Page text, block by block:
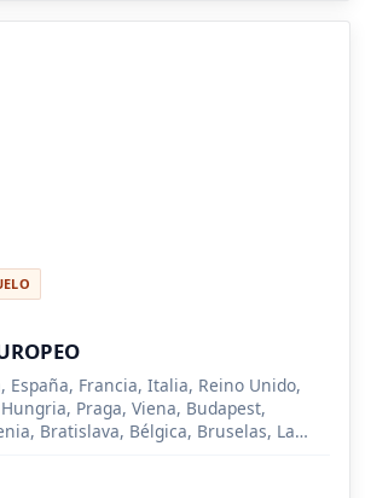
España, Francia, Italia, Reino Unido,
Praga, Viena, Budapest,
Bratislava, Bélgica, Bruselas, La